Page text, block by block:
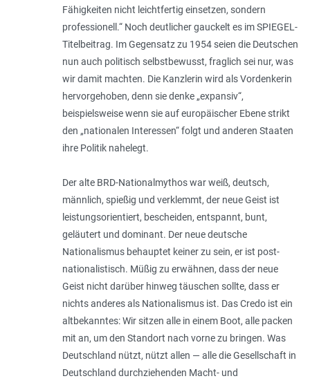
Fähigkeiten nicht leichtfertig einsetzen, sondern
professionell.“ Noch deutlicher gauckelt es im SPIEGEL-
Titelbeitrag. Im Gegensatz zu 1954 seien die Deutschen
nun auch politisch selbstbewusst, fraglich sei nur, was
wir damit machten. Die Kanzlerin wird als Vordenkerin
hervorgehoben, denn sie denke „expansiv“,
beispielsweise wenn sie auf europäischer Ebene strikt
den „nationalen Interessen“ folgt und anderen Staaten
ihre Politik nahelegt.
Der alte BRD-Nationalmythos war weiß, deutsch,
männlich, spießig und verklemmt, der neue Geist ist
leistungsorientiert, bescheiden, entspannt, bunt,
geläutert und dominant. Der neue deutsche
Nationalismus behauptet keiner zu sein, er ist post-
nationalistisch. Müßig zu erwähnen, dass der neue
Geist nicht darüber hinweg täuschen sollte, dass er
nichts anderes als Nationalismus ist. Das Credo ist ein
altbekanntes: Wir sitzen alle in einem Boot, alle packen
mit an, um den Standort nach vorne zu bringen. Was
Deutschland nützt, nützt allen — alle die Gesellschaft in
Deutschland durchziehenden Macht- und